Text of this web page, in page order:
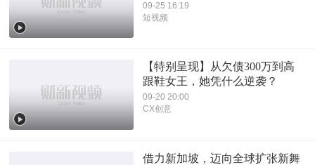
09-25 16:19
短视频
【特别呈现】从欠债300万到高
跟鞋女王，她凭什么逆袭？
09-20 20:00
CX创意
借力新加坡，迈向全球扩张新舞